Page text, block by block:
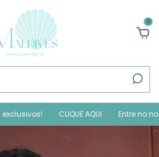
0
CLIQUE AQUI Entre no nosso